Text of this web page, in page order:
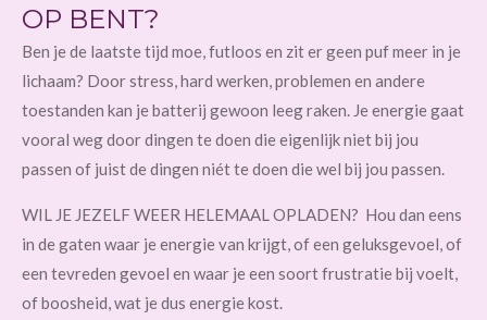
OP BENT?
Ben je de laatste tijd moe, futloos en zit er geen puf meer in je
lichaam? Door stress, hard werken, problemen en andere
toestanden kan je batterij gewoon leeg raken. Je energie gaat
vooral weg door dingen te doen die eigenlijk niet bij jou
passen of juist de dingen niét te doen die wel bij jou passen.
WIL JE JEZELF WEER HELEMAAL OPLADEN? Hou dan eens
in de gaten waar je energie van krijgt, of een geluksgevoel, of
een tevreden gevoel en waar je een soort frustratie bij voelt,
of boosheid, wat je dus energie kost.